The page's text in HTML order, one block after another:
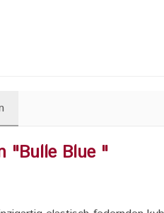
"Bulle Blue "